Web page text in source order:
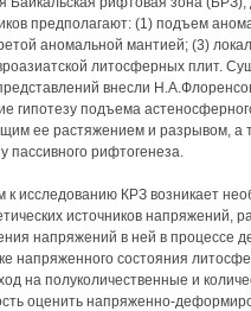
предполагают: (1) подъем
аномальной мантией; (3)
литосферных плит.
внесли
гипотезу подъема
ее растяжением и разрывом, а
пассивного рифтогенеза.
исследованию КРЗ возникает
источников напряжений,
напряжений в ней в процессе
напряженного состояния
на полуколичественные и
оценить напряженно-